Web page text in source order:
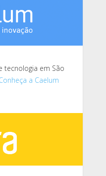
tecnologia em São
a Caelum